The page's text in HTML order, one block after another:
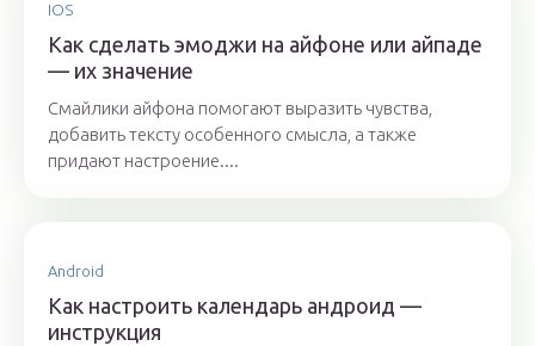
IOS
Как сделать эмоджи на айфоне или айпаде
— их значение
Смайлики айфона помогают выразить чувства,
добавить тексту особенного смысла, а также
придают настроение....
Android
Как настроить календарь андроид —
инструкция